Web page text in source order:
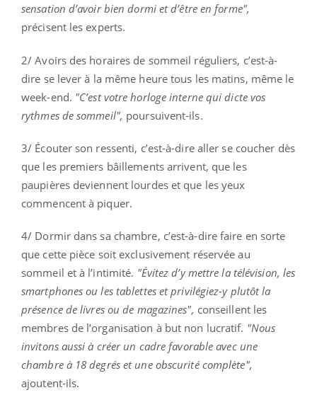
sensation d’avoir bien dormi et d’être en forme",
précisent les experts.
2/ Avoirs des horaires de sommeil réguliers, c’est-à-
dire se lever à la même heure tous les matins, même le
week-end. "C’est votre horloge interne qui dicte vos
rythmes de sommeil", poursuivent-ils.
3/ Écouter son ressenti, c’est-à-dire aller se coucher dès
que les premiers bâillements arrivent, que les
paupières deviennent lourdes et que les yeux
commencent à piquer.
4/ Dormir dans sa chambre, c’est-à-dire faire en sorte
que cette pièce soit exclusivement réservée au
sommeil et à l’intimité. "Évitez d’y mettre la télévision, les
smartphones ou les tablettes et privilégiez-y plutôt la
présence de livres ou de magazines", conseillent les
membres de l’organisation à but non lucratif. "Nous
invitons aussi à créer un cadre favorable avec une
chambre à 18 degrés et une obscurité complète",
ajoutent-ils.